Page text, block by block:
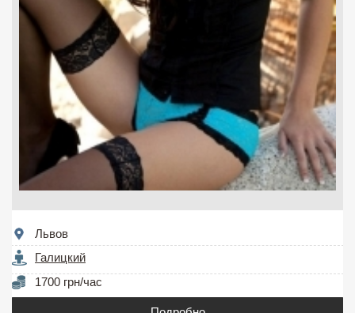
Львов
Галицкий
1700 грн/час